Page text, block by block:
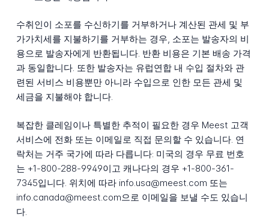
수취인이 소포를 수신하기를 거부하거나 계산된 관세 및 부
가가치세를 지불하기를 거부하는 경우, 소포는 발송자의 비
용으로 발송자에게 반환됩니다. 반환 비용은 기본 배송 가격
과 동일합니다. 또한 발송자는 유럽연합 내 수입 절차와 관
련된 서비스 비용뿐만 아니라 수입으로 인한 모든 관세 및
세금을 지불해야 합니다.
복잡한 클레임이나 특별한 추적이 필요한 경우 Meest 고객
서비스에 전화 또는 이메일로 직접 문의할 수 있습니다. 연
락처는 거주 국가에 따라 다릅니다: 미국의 경우 무료 번호
는 +1-800-288-9949이고 캐나다의 경우 +1-800-361-
7345입니다. 위치에 따라 info.usa@meest.com 또는
info.canada@meest.com으로 이메일을 보낼 수도 있습니
다.